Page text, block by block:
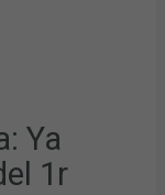
Ya
1r